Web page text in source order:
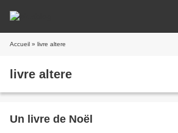
Accueil » livre altere
livre altere
Un livre de Noël